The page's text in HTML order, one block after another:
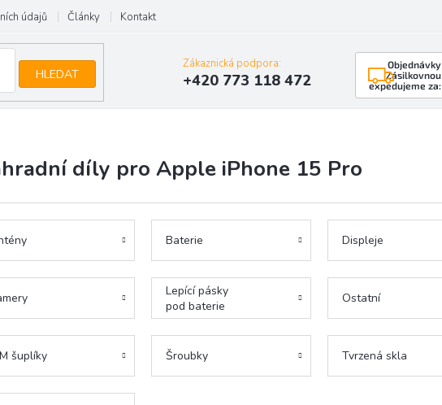
údajů Články Kontakt
HLEDAT
Zákaznická podpora:
+420 773 118 472
Objednávky
Zásilkovnou
expedujeme za:
díly pro Apple iPhone 15 Pro
Baterie Displeje
Lepící pásky
pod baterie
Ostatní
šuplíky Šroubky Tvrzená skla